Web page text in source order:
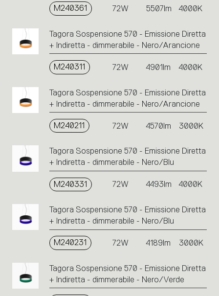
M240361 72W 5507lm 4000K
Tagora Sospensione 570 - Emissione Diretta
+ Indiretta - dimmerabile - Nero/Arancione
M240311 72W 4901lm 4000K
Tagora Sospensione 570 - Emissione Diretta
+ Indiretta - dimmerabile - Nero/Arancione
M240211 72W 4570lm 3000K
Tagora Sospensione 570 - Emissione Diretta
+ Indiretta - dimmerabile - Nero/Blu
M240331 72W 4493lm 4000K
Tagora Sospensione 570 - Emissione Diretta
+ Indiretta - dimmerabile - Nero/Blu
M240231 72W 4189lm 3000K
Tagora Sospensione 570 - Emissione Diretta
+ Indiretta - dimmerabile - Nero/Verde